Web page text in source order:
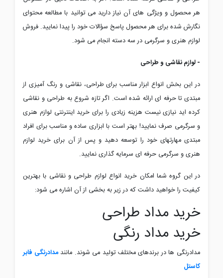
هر محصول و ویژگی های آن نیاز دارید می توانید با مطالعه محتوای
نگارش شده برای هر محصول پاسخ سؤالات خود را پیدا نمایید. فروش
لوازم هنری و سرگرمی در سه دسته انجام می شود.
- لوازم نقاشی و طراحی
در این بخش انواع ابزار مناسب برای طراحی، نقاشی و رنگ آمیزی از
مبتدی تا حرفه ای ارائه شده است. اگر تازه شروع به طراحی و نقاشی
کرده اید نیازی نیست هزینه زیادی را برای خرید اینترنتی لوازم هنری
و سرگرمی صرف نمایید! بهتر است با ابزاری ساده و مناسب برای افراد
مبتدی مهارتهای خود را توسعه دهید و پس از آن برای خرید لوازم
هنری و سرگرمی حرفه ای سرمایه گذاری نمایید.
در این گروه شما امکان خرید انواع لوازم طراحی و نقاشی با بهترین
کیفیت را خواهید داشت که در زیر به بخشی از آن اشاره می شود:
خرید مداد طراحی
خرید مداد رنگی
مدادرنگی ها در برندهای مختلف تولید می شوند. مانندمدادرنگی فابر
کاستل